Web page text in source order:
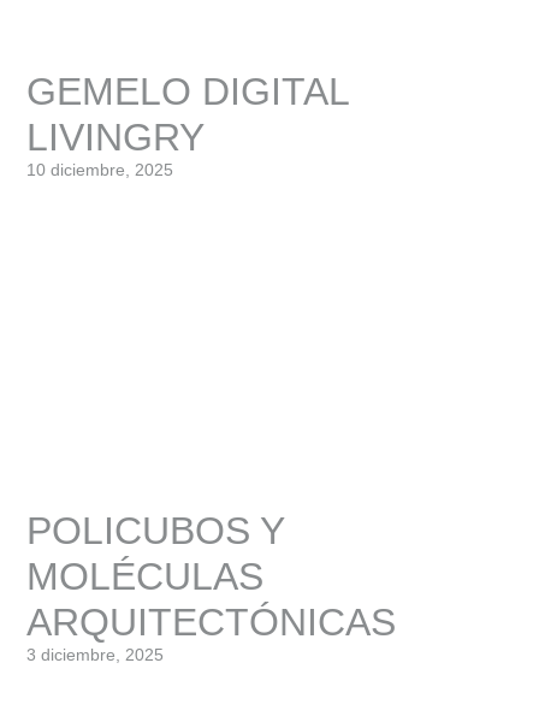
GEMELO DIGITAL
LIVINGRY
10 diciembre, 2025
POLICUBOS Y
MOLÉCULAS
ARQUITECTÓNICAS
3 diciembre, 2025